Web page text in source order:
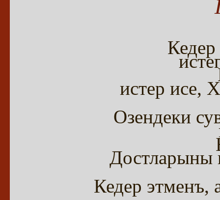
истер исе,
Озендеки
Достларыны
Кедер этменъ,